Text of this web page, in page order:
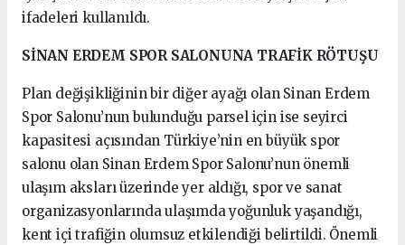
ifadeleri kullanıldı.
SİNAN ERDEM SPOR SALONUNA TRAFİK RÖTUŞU
Plan değişikliğinin bir diğer ayağı olan Sinan Erdem
Spor Salonu’nun bulunduğu parsel için ise seyirci
kapasitesi açısından Türkiye’nin en büyük spor
salonu olan Sinan Erdem Spor Salonu’nun önemli
ulaşım aksları üzerinde yer aldığı, spor ve sanat
organizasyonlarında ulaşımda yoğunluk yaşandığı,
kent içi trafiğin olumsuz etkilendiği belirtildi. Önemli